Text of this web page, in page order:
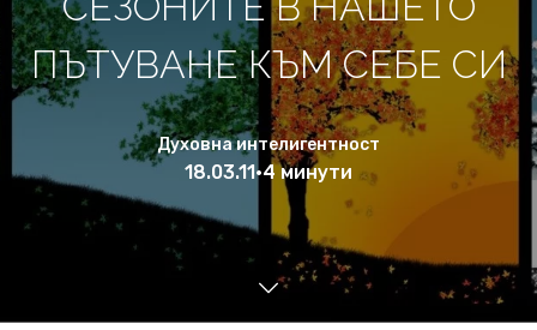
ПЪТУВАНЕ КЪМ СЕБЕ СИ
Духовна интелигентност
18.03.11•4 минути